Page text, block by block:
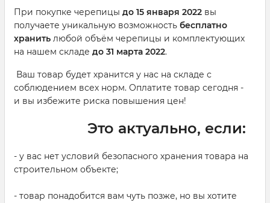
При покупке черепицы до 15 января 2022 вы
получаете уникальную возможность бесплатно
хранить любой объём черепицы и комплектующих
на нашем складе до 31 марта 2022.
Ваш товар будет хранится у нас на складе с
соблюдением всех норм. Оплатите товар сегодня -
и вы избежите риска повышения цен!
Это актуально, если:
- у вас нет условий безопасного хранения товара на
строительном объекте;
- товар понадобится вам чуть позже, но вы хотите